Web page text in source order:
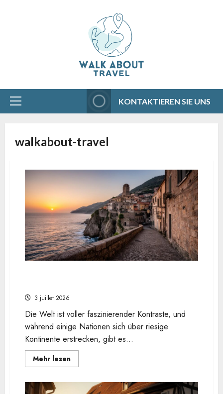
Menu
KONTAKTIEREN SIE UNS
walkabout-travel
3 juillet 2026
Die Welt ist voller faszinierender Kontraste, und
während einige Nationen sich über riesige
Kontinente erstrecken, gibt es...
Mehr lesenEn
savoir